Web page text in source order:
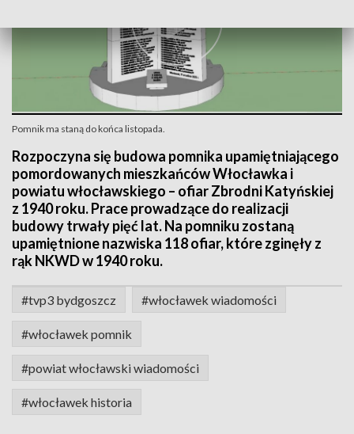
Pomnik ma staną do końca listopada.
Rozpoczyna się budowa pomnika upamiętniającego
pomordowanych mieszkańców Włocławka i
powiatu włocławskiego – ofiar Zbrodni Katyńskiej
z 1940 roku. Prace prowadzące do realizacji
budowy trwały pięć lat. Na pomniku zostaną
upamiętnione nazwiska 118 ofiar, które zginęły z
rąk NKWD w 1940 roku.
#tvp3 bydgoszcz #włocławek wiadomości
#włocławek pomnik
#powiat włocławski wiadomości
#włocławek historia